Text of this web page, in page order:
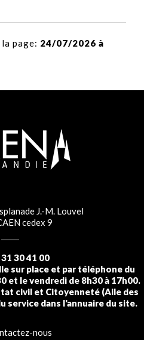
page: 24/07/2026 à
J.-M. Louvel
cedex 9
30 41 00
sur place et par téléphone du
et le vendredi de 8h30 à 17h00.
civil et Citoyenneté (Aile des
service dans l'annuaire du site.
nous